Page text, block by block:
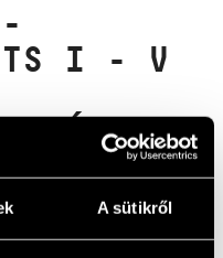
A sütikről
I - V